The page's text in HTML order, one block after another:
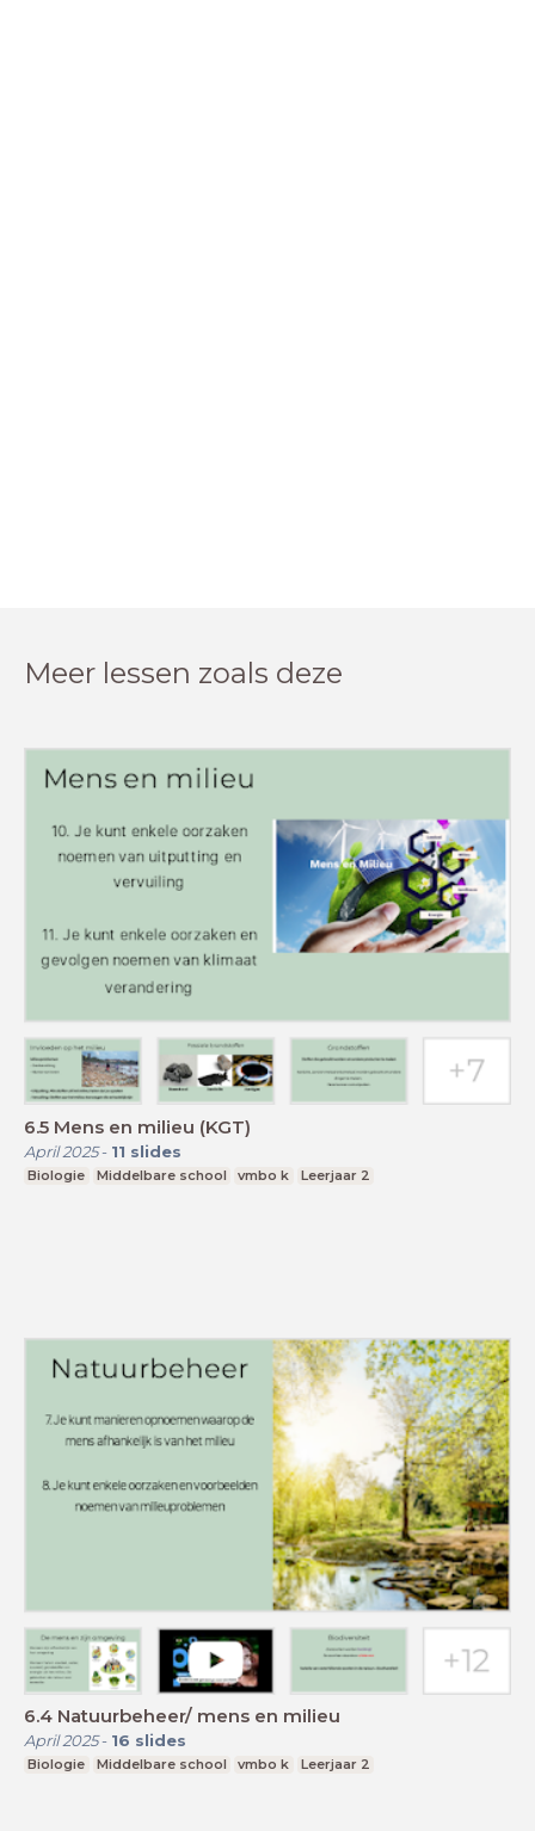
Meer lessen zoals deze
6.5 Mens en milieu (KGT)
April 2025- 11 slides
Biologie Middelbare school vmbo k Leerjaar 2
6.4 Natuurbeheer/ mens en milieu
April 2025- 16 slides
Biologie Middelbare school vmbo k Leerjaar 2